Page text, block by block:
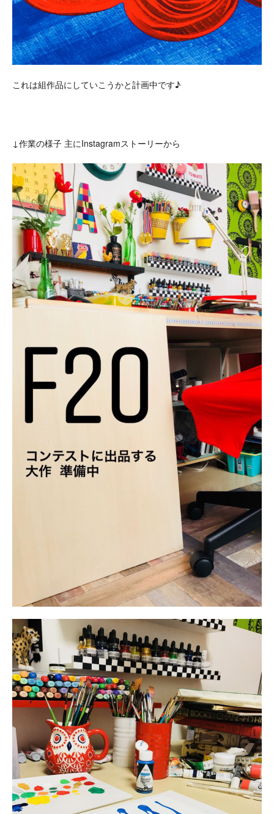
これは組作品にしていこうかと計画中です♪
↓作業の様子 主にInstagramストーリーから